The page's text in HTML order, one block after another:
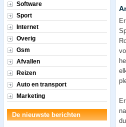
Software
Sport
Internet
Overig
Gsm
Afvallen
Reizen
Auto en transport
Marketing
De nieuwste berichten